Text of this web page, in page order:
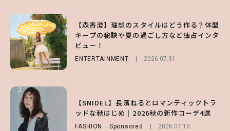
1
【森香澄】理想のスタイルはどう作る？体型
キープの秘訣や夏の過ごし方など独占インタ
ビュー！
ENTERTAINMENT 2026.07.31
2
【SNIDEL】長濱ねるとロマンティックトラ
ッドな秋はじめ｜2026秋の新作コーデ4選
FASHION Sponsored 2026.07.10
1
【ハローキティ】がスシローと初コラボ♡
第1弾の気になるメニュー＆限定グッズを総
チェック！
LIFESTYLE 2026.07.31
2
【大原優乃】夏メイクはプレイフルに！ドキ
ッとしちゃう色っぽ“うるみ目”のつくり方
BEAUTY 2026.08.01
1
【SNIDEL】長濱ねるとロマンティックトラ
ッドな秋はじめ｜2026秋の新作コーデ4選
2
【付録】総柄ハローキティが可愛すぎ♡ 紀
ノ国屋コラボの“優秀保冷バッグ”は夏の強
い味方！【オトナミューズ9月号増刊】